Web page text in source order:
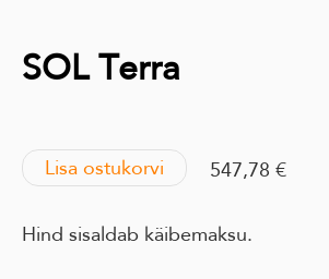
SOL Terra
Lisa ostukorvi 547,78 €
Hind sisaldab käibemaksu.